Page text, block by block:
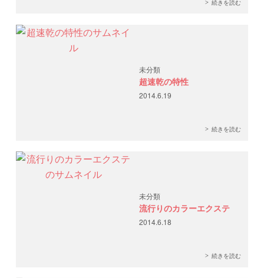
続きを読む
未分類
超速乾の特性
2014.6.19
続きを読む
未分類
流行りのカラーエクステ
2014.6.18
続きを読む